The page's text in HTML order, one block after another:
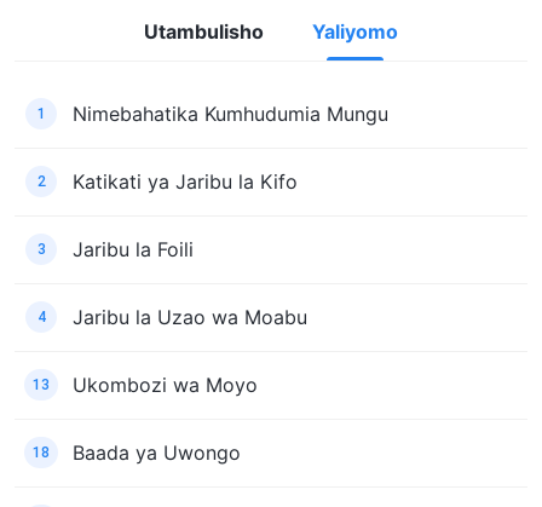
Utambulisho Yaliyomo
1 Nimebahatika Kumhudumia Mungu
2 Katikati ya Jaribu la Kifo
3 Jaribu la Foili
4 Jaribu la Uzao wa Moabu
13 Ukombozi wa Moyo
18 Baada ya Uwongo